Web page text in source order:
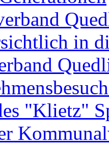
in
"Klietz"